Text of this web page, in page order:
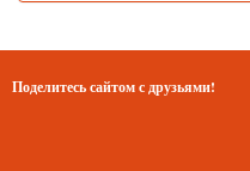
Поделитесь сайтом с друзьями!